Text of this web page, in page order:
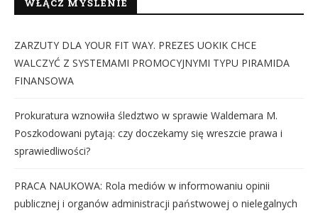
WŁĄCZ MYŚLENIE
ZARZUTY DLA YOUR FIT WAY. PREZES UOKIK CHCE
WALCZYĆ Z SYSTEMAMI PROMOCYJNYMI TYPU PIRAMIDA
FINANSOWA
Prokuratura wznowiła śledztwo w sprawie Waldemara M.
Poszkodowani pytają: czy doczekamy się wreszcie prawa i
sprawiedliwości?
PRACA NAUKOWA: Rola mediów w informowaniu opinii
publicznej i organów administracji państwowej o nielegalnych